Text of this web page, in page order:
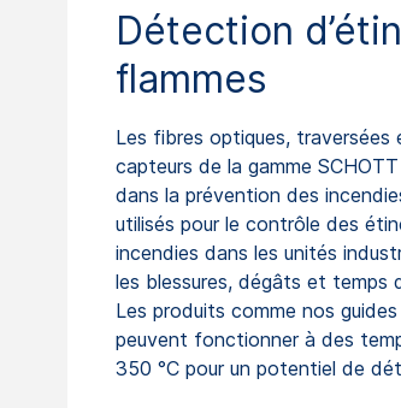
Détection
flammes
Les fibres optiques,
capteurs de la gamme
dans la prévention des
utilisés pour le contrôle des
incendies dans les unités
les blessures, dégâts et temps
Les produits comme nos
peuvent fonctionner à des
350 °C pour un potentiel de